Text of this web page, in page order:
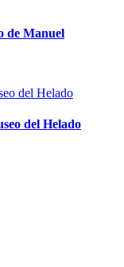
de Manuel
del Helado